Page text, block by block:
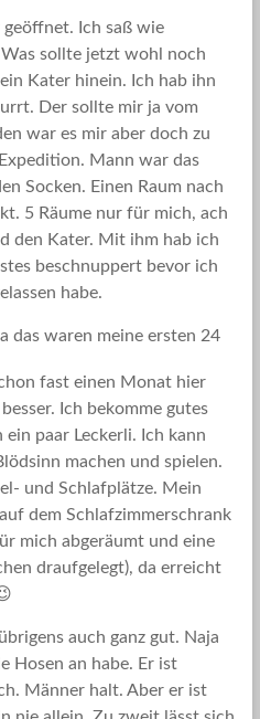
Ich saß wie
sollte jetzt wohl noch
Kater hinein. Ich hab ihn
Der sollte mir ja vom
war es mir aber doch zu
Mann war das
Socken. Einen Raum nach
5 Räume nur für mich, ach
den Kater. Mit ihm hab ich
beschnuppert bevor ich
habe.
das waren meine ersten 24
fast einen Monat hier
Ich bekomme gutes
ein paar Leckerli. Ich kann
machen und spielen.
und Schlafplätze. Mein
dem Schlafzimmerschrank
mich abgeräumt und eine
draufgelegt), da erreicht
auch ganz gut. Naja
Hosen an habe. Er ist
Männer halt. Aber er ist